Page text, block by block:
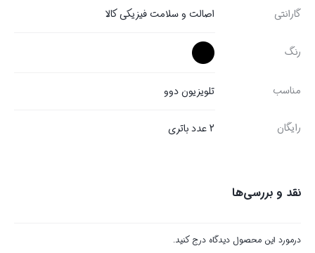
گارانتی اصالت و سلامت فیزیکی کالا
رنگ
مناسب تلویزیون دوو
رایگان 2 عدد باتری
نقد و بررسی‌ها
درمورد این محصول دیدگاه درج کنید.